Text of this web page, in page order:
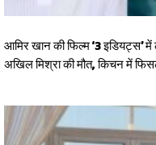
आमिर खान की फिल्म ‘3 इडियट्स’ में
अखिल मिश्रा की मौत, किचन में